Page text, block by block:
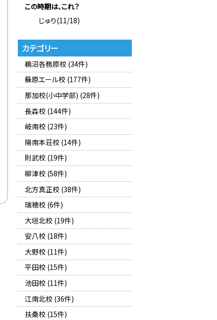
この時期は、これ？
じゅり(11/18)
カテゴリー
鵜沼各務原校 (34件)
蘇原エール校 (177件)
那加校(小中学部) (28件)
長森校 (144件)
岐南校 (23件)
陽南本荘校 (14件)
則武校 (19件)
柳津校 (58件)
北方真正校 (38件)
瑞穂校 (6件)
大垣北校 (19件)
安八校 (18件)
大野校 (11件)
平田校 (15件)
池田校 (11件)
江南北校 (36件)
扶桑校 (15件)